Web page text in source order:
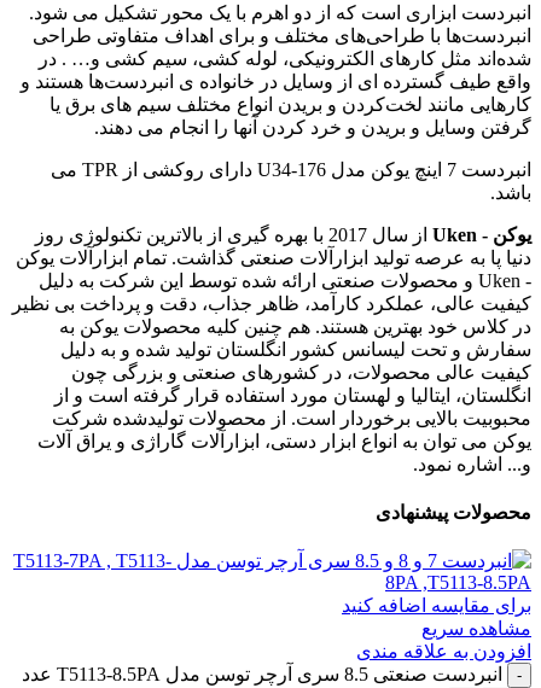
انبردست ابزاری است که از دو اهرم با یک محور تشکیل می شود.
انبردست‌ها با طراحی‌های مختلف و برای اهداف متفاوتی طراحی
شده‌اند مثل کارهای الکترونیکی، لوله کشی، سیم کشی و… . در
واقع طیف گسترده ای از وسایل در خانواده ی انبردست‌ها هستند و
کارهایی مانند لخت‌کردن و بریدن انواع مختلف سیم های برق یا
گرفتن وسایل و بریدن و خرد کردن آنها را انجام می ‌دهند.
انبردست 7 اینچ یوکن مدل U34-176 دارای روکشی از TPR می
باشد.
یوکن - Uken
از سال 2017 با بهره گیری از بالاترین تکنولوژی روز
دنیا پا به عرصه تولید ابزارآلات صنعتی گذاشت. تمام ابزارآلات یوکن
- Uken و محصولات صنعتی ارائه شده توسط این شرکت به دلیل
کیفیت عالی، عملکرد کارآمد، ظاهر جذاب، دقت و پرداخت بی نظیر
در کلاس خود بهترین هستند. هم چنین کلیه محصولات یوکن به
سفارش و تحت لیسانس کشور انگلستان تولید شده و به دلیل
کیفیت عالی محصولات، در کشورهای صنعتی و بزرگی چون
انگلستان، ایتالیا و لهستان مورد استفاده قرار گرفته است و از
محبوبیت بالایی برخوردار است. از محصولات تولیدشده شرکت
یوکن می توان به انواع ابزار دستی، ابزارآلات گاراژی و یراق آلات
و... اشاره نمود.
محصولات پیشنهادی
برای مقایسه اضافه کنید
مشاهده سریع
افزودن به علاقه مندی
انبردست صنعتی 8.5 سری آرچر توسن مدل T5113-8.5PA عدد